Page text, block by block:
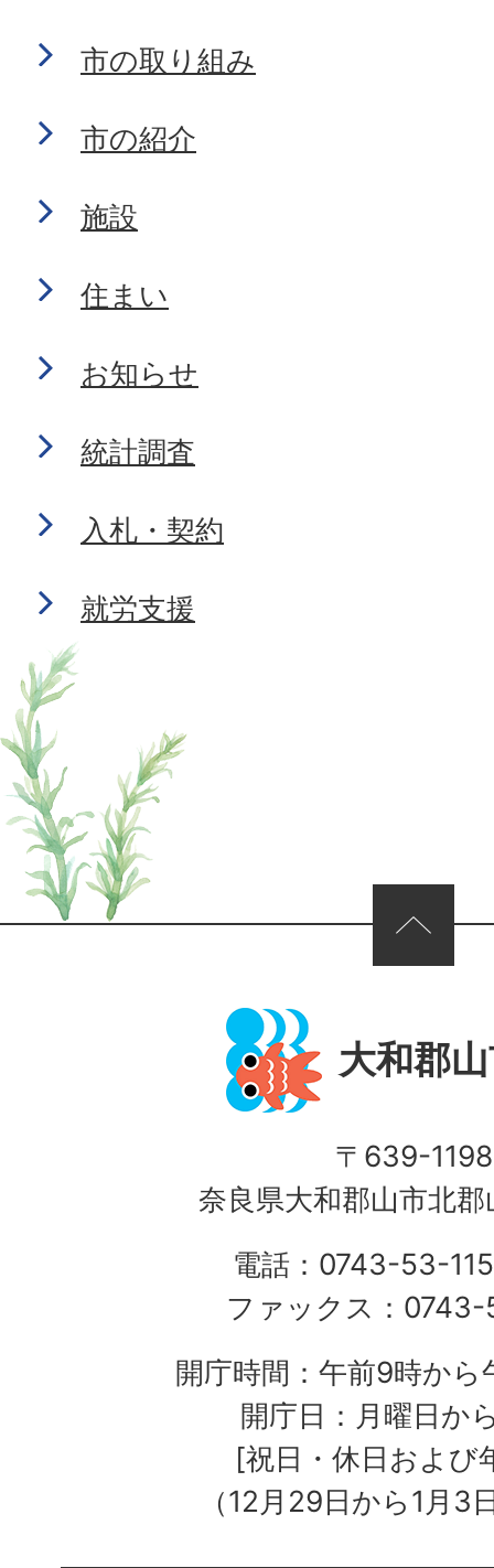
市の取り組み
市の紹介
施設
住まい
お知らせ
統計調査
入札・契約
就労支援
ページの先頭へ
大和郡
〒639-1198
奈良県大和郡山市北
電話：0743-53-
ファックス：
開庁時間：午前9時か
開庁日：月曜日か
[祝日・休日および
（12月29日から1月3